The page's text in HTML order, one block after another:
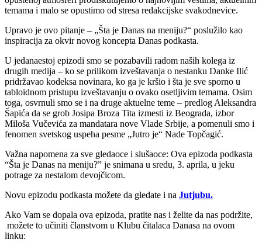
temama i malo se opustimo od stresa redakcijske svakodnevice.
Upravo je ovo pitanje – „Šta je Danas na meniju?“ poslužilo kao
inspiracija za okvir novog koncepta Danas podkasta.
U jedanaestoj epizodi smo se pozabavili radom naših kolega iz
drugih medija – ko se prilikom izveštavanja o nestanku Danke Ilić
pridržavao kodeksa novinara, ko ga je kršio i šta je sve sporno u
tabloidnom pristupu izveštavanju o ovako osetljivim temama. Osim
toga, osvrnuli smo se i na druge aktuelne teme – predlog Aleksandra
Šapića da se grob Josipa Broza Tita izmesti iz Beograda, izbor
Miloša Vučevića za mandatara nove Vlade Srbije, a pomenuli smo i
fenomen svetskog uspeha pesme „Jutro je“ Nade Topčagić.
Važna napomena za sve gledaoce i slušaoce: Ova epizoda podkasta
“Šta je Danas na meniju?” je snimana u sredu, 3. aprila, u jeku
potrage za nestalom devojčicom.
Novu epizodu podkasta možete da gledate i na ⁠⁠⁠⁠⁠⁠ Jutjubu.
Ako Vam se dopala ova epizoda, pratite nas i želite da nas podržite,
možete to učiniti članstvom u Klubu čitalaca Danasa na ovom
linku: